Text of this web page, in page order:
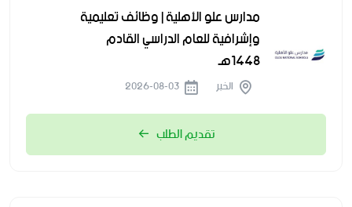
مدارس علو الأهلية | وظائف تعليمية
وإشرافية للعام الدراسي القادم
1448هـ
الخبر
تقديم الطلب